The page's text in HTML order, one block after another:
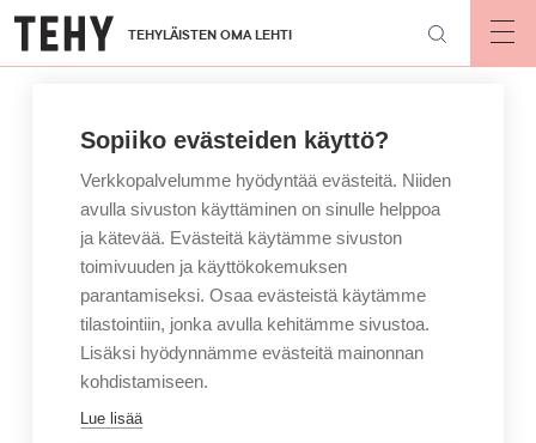
Hyppää
pääsisältöön
TEHYLÄISTEN OMA LEHTI
Sopiiko evästeiden käyttö?
Verkkopalvelumme hyödyntää evästeitä. Niiden
avulla sivuston käyttäminen on sinulle helppoa
ja kätevää. Evästeitä käytämme sivuston
toimivuuden ja käyttökokemuksen
parantamiseksi. Osaa evästeistä käytämme
tilastointiin, jonka avulla kehitämme sivustoa.
Lisäksi hyödynnämme evästeitä mainonnan
kohdistamiseen.
Lue lisää